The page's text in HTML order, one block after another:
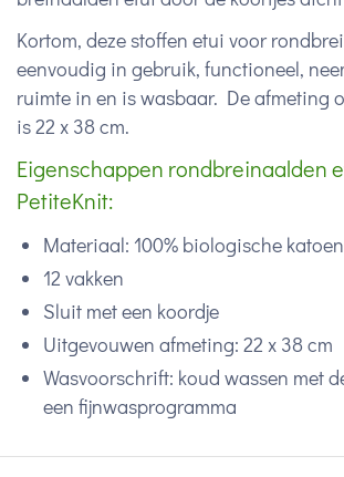
Kortom, deze stoffen etui voor
eenvoudig in gebruik, functioneel,
ruimte in en is wasbaar. De afmeting
is 22 x 38 cm.
Eigenschappen rondbreinaalden
PetiteKnit:
Materiaal: 100% biologische katoen
12 vakken
Sluit met een koordje
Uitgevouwen afmeting: 22 x 38 cm
Wasvoorschrift: koud wassen met
een fijnwasprogramma